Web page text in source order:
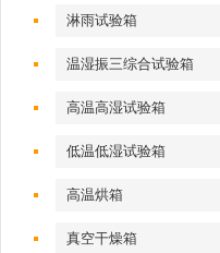
淋雨试验箱
温湿振三综合试验箱
高温高湿试验箱
低温低湿试验箱
高温烘箱
真空干燥箱